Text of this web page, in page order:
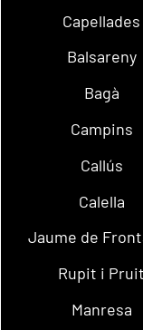
Capellades
Balsareny
Bagà
Campins
Callús
Calella
Jaume de
Rupit i Pruit
Manresa